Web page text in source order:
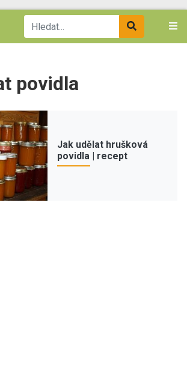
povidla
Jak udělat hrušková
povidla | recept